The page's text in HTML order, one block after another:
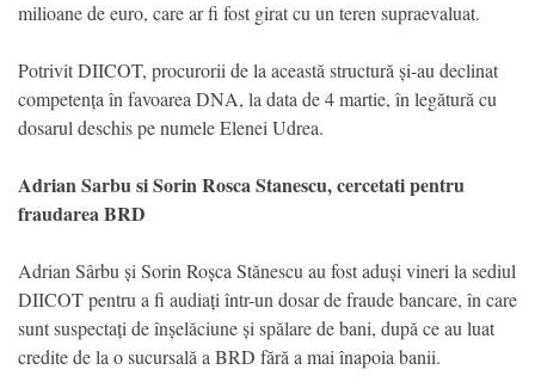
milioane de euro, care ar fi fost girat cu un teren supraevaluat.
Potrivit DIICOT, procurorii de la această structură și-au declinat
competența în favoarea DNA, la data de 4 martie, în legătură cu
dosarul deschis pe numele Elenei Udrea.
Adrian Sarbu si Sorin Rosca Stanescu, cercetati pentru
fraudarea BRD
Adrian Sârbu și Sorin Roșca Stănescu au fost aduși vineri la sediul
DIICOT pentru a fi audiați într-un dosar de fraude bancare, în care
sunt suspectați de înșelăciune și spălare de bani, după ce au luat
credite de la o sucursală a BRD fără a mai înapoia banii.